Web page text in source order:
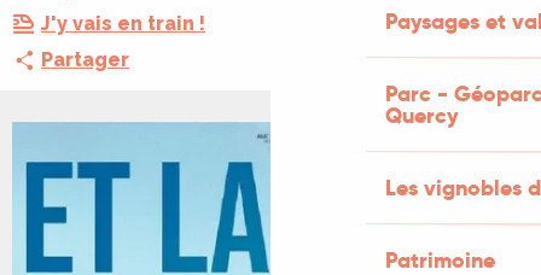
Paysages et
Parc -
Quercy
Les vignobles
Patrimoine
J'y vais en train !
Partager